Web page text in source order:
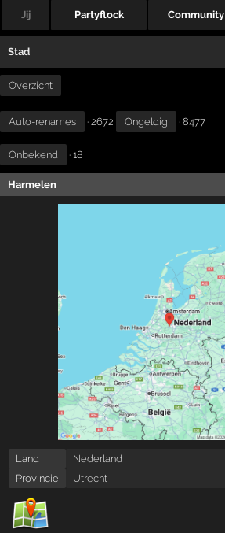
Jij Partyflock Community
Stad
Overzicht
Auto-renames · 2672 Ongeldig · 8477
Onbekend · 18
Harmelen
Land
Nederland
Provincie
Utrecht